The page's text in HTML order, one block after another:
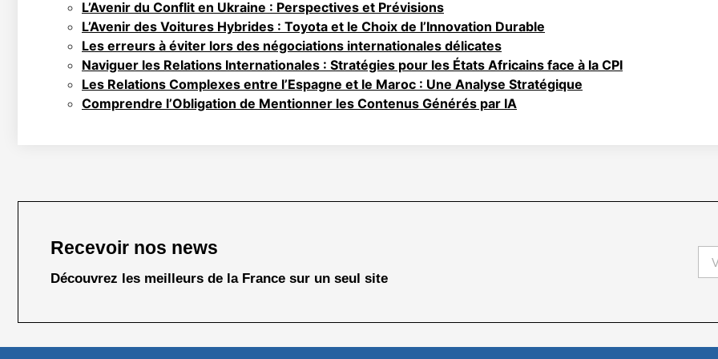
L’Avenir du Conflit en Ukraine : Perspectives et Prévisions
L’Avenir des Voitures Hybrides : Toyota et le Choix de l’Innovation Durable
Les erreurs à éviter lors des négociations internationales délicates
Naviguer les Relations Internationales : Stratégies pour les États Africains face à la CPI
Les Relations Complexes entre l’Espagne et le Maroc : Une Analyse Stratégique
Comprendre l’Obligation de Mentionner les Contenus Générés par IA
Recevoir nos news
Découvrez les meilleurs de la France sur un seul site